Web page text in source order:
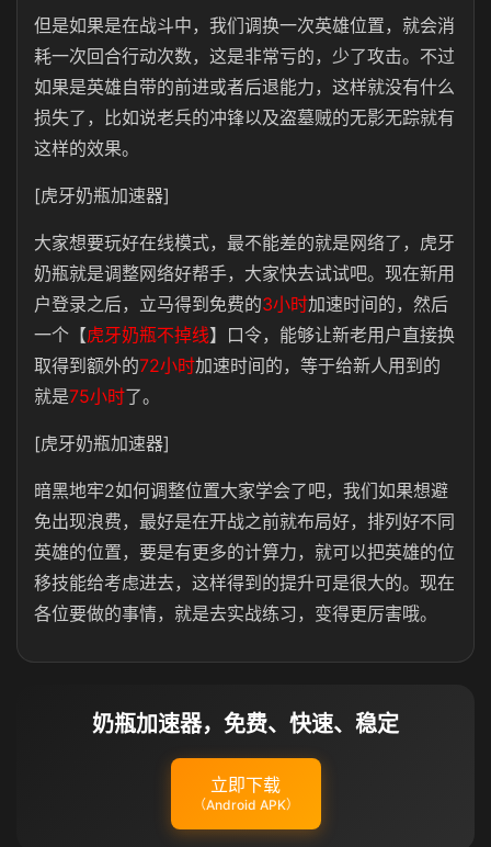
但是如果是在战斗中，我们调换一次英雄位置，就会消
耗一次回合行动次数，这是非常亏的，少了攻击。不过
如果是英雄自带的前进或者后退能力，这样就没有什么
损失了，比如说老兵的冲锋以及盗墓贼的无影无踪就有
这样的效果。
[虎牙奶瓶加速器]
大家想要玩好在线模式，最不能差的就是网络了，虎牙
奶瓶就是调整网络好帮手，大家快去试试吧。现在新用
户登录之后，立马得到免费的3小时加速时间的，然后
一个【虎牙奶瓶不掉线】口令，能够让新老用户直接换
取得到额外的72小时加速时间的，等于给新人用到的
就是75小时了。
[虎牙奶瓶加速器]
暗黑地牢2如何调整位置大家学会了吧，我们如果想避
免出现浪费，最好是在开战之前就布局好，排列好不同
英雄的位置，要是有更多的计算力，就可以把英雄的位
移技能给考虑进去，这样得到的提升可是很大的。现在
各位要做的事情，就是去实战练习，变得更厉害哦。
奶瓶加速器，免费、快速、稳定
立即下载
（Android APK）